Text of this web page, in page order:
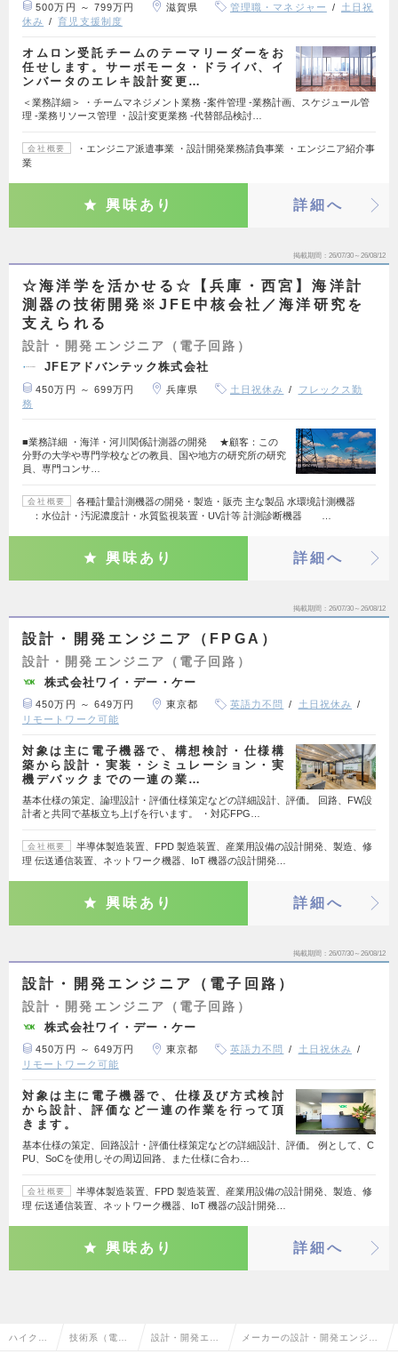
500万円 ～ 799万円 滋賀県 管理職・マネジャー
土日祝
休み
育児支援制度
オムロン受託チームのテーマリーダーをお
任せします。サーボモータ・ドライバ、イ
ンバータのエレキ設計変更…
＜業務詳細＞ ・チームマネジメント業務 -案件管理 -業務計画、スケジュール管
理 -業務リソース管理 ・設計変更業務 -代替部品検討…
会社概要
・エンジニア派遣事業 ・設計開発業務請負事業 ・エンジニア紹介事
業
興味あり 詳細へ
掲載期間 26/07/30～26/08/12
☆海洋学を活かせる☆【兵庫・西宮】海洋計
測器の技術開発※JFE中核会社／海洋研究を
支えられる
設計・開発エンジニア（電子回路）
JFEアドバンテック株式会社
450万円 ～ 699万円 兵庫県 土日祝休み
フレックス勤
務
■業務詳細 ・海洋・河川関係計測器の開発 ★顧客：この
分野の大学や専門学校などの教員、国や地方の研究所の研究
員、専門コンサ…
会社概要
各種計量計測機器の開発・製造・販売 主な製品 水環境計測機器
：水位計・汚泥濃度計・水質監視装置・UV計等 計測診断機器 …
興味あり 詳細へ
掲載期間 26/07/30～26/08/12
設計・開発エンジニア（FPGA）
設計・開発エンジニア（電子回路）
株式会社ワイ・デー・ケー
450万円 ～ 649万円 東京都 英語力不問
土日祝休み
リモートワーク可能
対象は主に電子機器で、構想検討・仕様構
築から設計・実装・シミュレーション・実
機デバックまでの一連の業…
基本仕様の策定、論理設計・評価仕様策定などの詳細設計、評価。 回路、FW設
計者と共同で基板立ち上げを行います。 ・対応FPG…
会社概要
半導体製造装置、FPD 製造装置、産業用設備の設計開発、製造、修
理 伝送通信装置、ネットワーク機器、IoT 機器の設計開発…
興味あり 詳細へ
掲載期間 26/07/30～26/08/12
設計・開発エンジニア（電子回路）
設計・開発エンジニア（電子回路）
株式会社ワイ・デー・ケー
450万円 ～ 649万円 東京都 英語力不問
土日祝休み
リモートワーク可能
対象は主に電子機器で、仕様及び方式検討
から設計、評価など一連の作業を行って頂
きます。
基本仕様の策定、回路設計・評価仕様策定などの詳細設計、評価。 例として、C
PU、SoCを使用しその周辺回路、また仕様に合わ…
会社概要
半導体製造装置、FPD 製造装置、産業用設備の設計開発、製造、修
理 伝送通信装置、ネットワーク機器、IoT 機器の設計開発…
興味あり 詳細へ
ハイクラ 技術系（電 設計・開発エン メーカーの設計・開発エンジニ